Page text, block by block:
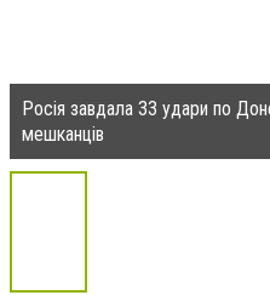
Росія завдала 33 удари по
мешканців